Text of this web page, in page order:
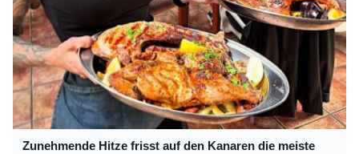
Zunehmende Hitze frisst auf den Kanaren die meiste